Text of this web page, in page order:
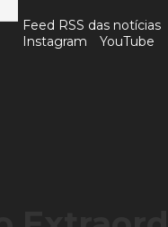
Feed RSS das notícias
Instagram
YouTube